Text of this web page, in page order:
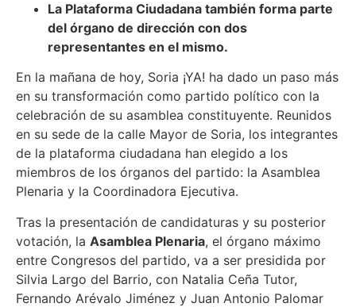
La Plataforma Ciudadana también forma parte
del órgano de dirección con dos
representantes en el mismo.
En la mañana de hoy, Soria ¡YA! ha dado un paso más
en su transformación como partido político con la
celebración de su asamblea constituyente. Reunidos
en su sede de la calle Mayor de Soria, los integrantes
de la plataforma ciudadana han elegido a los
miembros de los órganos del partido: la Asamblea
Plenaria y la Coordinadora Ejecutiva.
Tras la presentación de candidaturas y su posterior
votación, la Asamblea Plenaria, el órgano máximo
entre Congresos del partido, va a ser presidida por
Silvia Largo del Barrio, con Natalia Ceña Tutor,
Fernando Arévalo Jiménez y Juan Antonio Palomar